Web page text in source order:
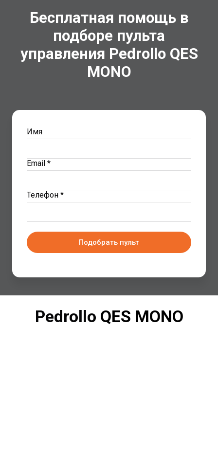
Бесплатная помощь в
подборе пульта
управления Pedrollo QES
MONO
Имя
Email *
Телефон *
Подобрать пульт
Pedrollo QES MONO